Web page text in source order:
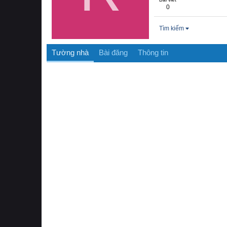
0
Tìm kiếm
Tường nhà Bài đăng Thông tin